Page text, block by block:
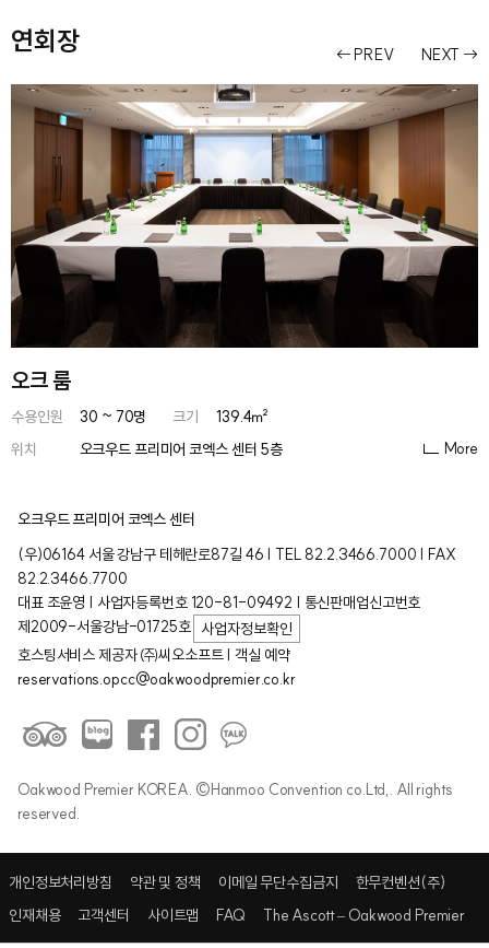
연회장 PREV NEXT
오크 룸
수용인원 30 ~ 70명 크기
139.4㎡
위치
오크우드 프리미어 코엑스 센터 5층 More
오크우드 프리미어 코엑스 센터
(우)06164 서울 강남구 테헤란로87길 46 | TEL 82.2.3466.7000 | FAX
82.2.3466.7700
대표 조윤영 | 사업자등록번호 120-81-09492 | 통신판매업신고번호
제2009-서울강남-01725호 사업자정보확인
호스팅서비스 제공자 ㈜씨오소프트 | 객실 예약
reservations.opcc@oakwoodpremier.co.kr
Oakwood Premier KOREA. ©Hanmoo Convention co.Ltd,. All rights
reserved.
개인정보처리방침 약관 및 정책 이메일 무단수집금지
한무컨벤션(주)
인재채용
고객센터 사이트맵 FAQ The Ascott – Oakwood Premier